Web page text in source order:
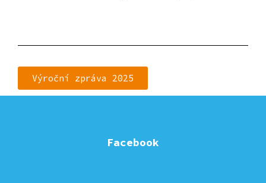
Výroční zpráva 2025
Facebook